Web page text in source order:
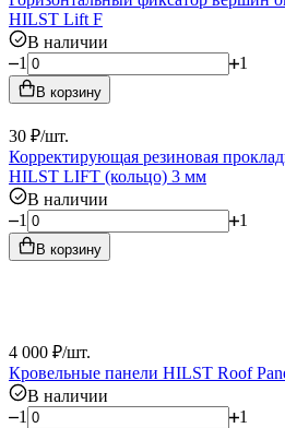
HILST Lift F
В наличии
1
1
В корзину
30 ₽/шт.
Корректирующая резиновая
HILST LIFT (кольцо) 3 мм
В наличии
1
1
В корзину
4 000 ₽/шт.
Кровельные панели HILST Roof
В наличии
1
1